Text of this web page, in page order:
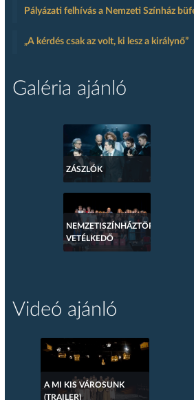
Pályázati felhívás a Nemzeti Színház
„A kérdés csak az volt, ki lesz a királynő”
Galéria ajánló
ZÁSZLÓK
NEMZETISZÍNHÁZTÖRTÉNETI
VETÉLKEDŐ
Videó ajánló
A MI KIS VÁROSUNK
(TRAILER)